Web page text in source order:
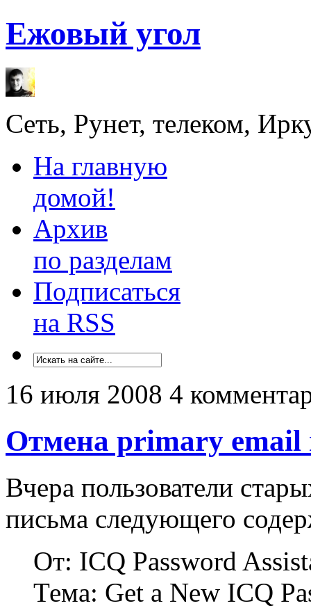
Ежовый угол
Сеть, Рунет, телеком,
На главную
домой!
Архив
по разделам
Подписаться
на RSS
16 июля 2008 4
Отмена primary email
Вчера пользователи
письма следующего
От: ICQ Password
Тема: Get a New ICQ